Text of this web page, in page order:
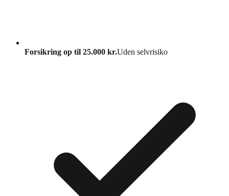
Forsikring op til 25.000 kr.Uden selvrisiko